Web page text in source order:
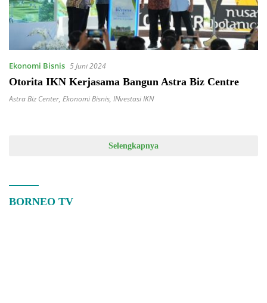
Ekonomi Bisnis 5 Juni 2024
Otorita IKN Kerjasama Bangun Astra Biz Centre
Astra Biz Center, Ekonomi Bisnis, INvestasi IKN
Selengkapnya
BORNEO TV